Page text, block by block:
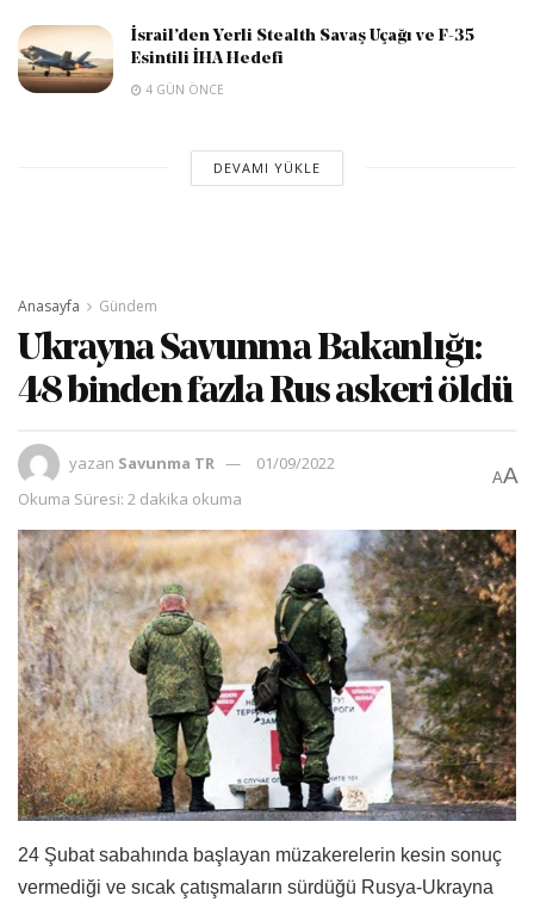
İsrail’den Yerli Stealth Savaş Uçağı ve F-35
Esintili İHA Hedefi
4 GÜN ÖNCE
DEVAMI YÜKLE
Anasayfa Gündem
Ukrayna Savunma Bakanlığı:
48 binden fazla Rus askeri öldü
yazan Savunma TR
01/09/2022
Okuma Süresi: 2 dakika okuma
AA
24 Şubat sabahında başlayan müzakerelerin kesin sonuç
vermediği ve sıcak çatışmaların sürdüğü Rusya-Ukrayna